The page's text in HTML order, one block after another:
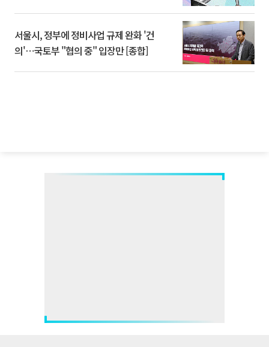
서울시, 정부에 정비사업 규제 완화 '건
의'⋯국토부 "협의 중" 입장만 [종합]